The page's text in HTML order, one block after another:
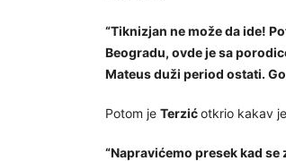
“Tiknizjan ne može da ide!
Beogradu, ovde je sa
Mateus duži period ostati.
Potom je Terzićotkrio kakav
“Napravićemo presek kad